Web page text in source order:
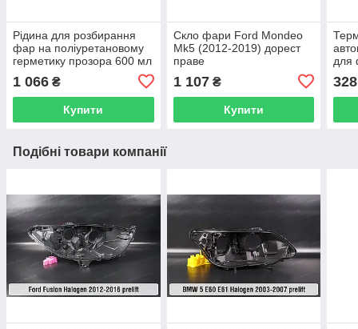
Рідина для розбирання
фар на поліуретановому
герметику прозора 600 мл
1 066 ₴
Купити
Скло фари Ford Mondeo
Mk5 (2012-2019) дорест
праве
1 107₴
Купити
для
328
Подібні товари компанії